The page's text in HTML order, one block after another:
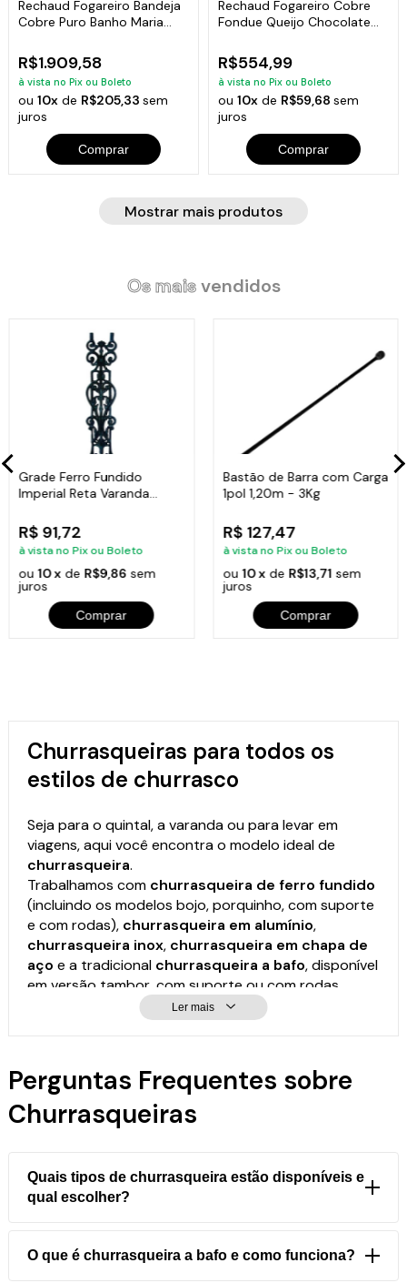
Rechaud Fogareiro Bandeja
Cobre Puro Banho Maria
R$1.909,58
à vista no Pix ou Boleto
ou10x de R$205,33sem
juros
Comprar
Rechaud Fogareiro Cobre
Fondue Queijo Chocolate
R$554,99
à vista no Pix ou Boleto
ou 10xde R$59,68 sem
juros
Comprar
Mostrar mais produtos
Os maisvendidos
Grade Ferro Fundido
Imperial Reta Varanda
R$ 91,72
à vista no Pix ou Boleto
ou10 x de R$9,86 sem
juros
Comprar
Bastão de Barra com Carga
1pol 1,20m - 3Kg
R$ 127,47
à vista no Pix ou Boleto
ou 10 x de R$13,71 sem
juros
Comprar
Churrasqueiras para todos os
estilos de churrasco
Seja para o quintal, a varanda ou para levar em
viagens, aqui você encontra o modelo ideal de
churrasqueira.
Trabalhamos com churrasqueira de ferro fundido
(incluindo os modelos bojo, porquinho, com suporte
e com rodas), churrasqueira em alumínio,
churrasqueira inox, churrasqueira em chapa de
aço e a tradicional churrasqueira a bafo, disponível
em versão tambor, com suporte ou com rodas.
Para quem tem pouco espaço ou busca praticidade,
mini churrasqueira, okit churrasqueira
espetos e assados uniformes.
Ler mais
Perguntas Frequentes sobre
Churrasqueiras
Quais tipos de churrasqueira estão disponíveis e
qual escolher?
suporte, rodas);a bafo tambor(com/sem suporte e
O que é churrasqueira a bafo e como funciona?